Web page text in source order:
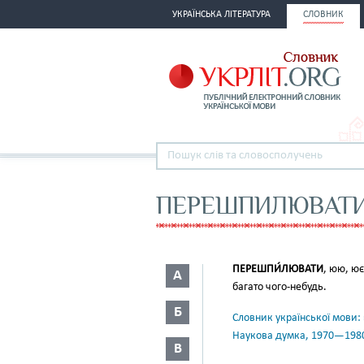
УКРАЇНСЬКА ЛІТЕРАТУРА СЛОВНИК
А
Б
В
ПЕРЕШПИ́ЛЮВАТИ, юю,
багато чого-небудь.
Словник української
Наукова думка,